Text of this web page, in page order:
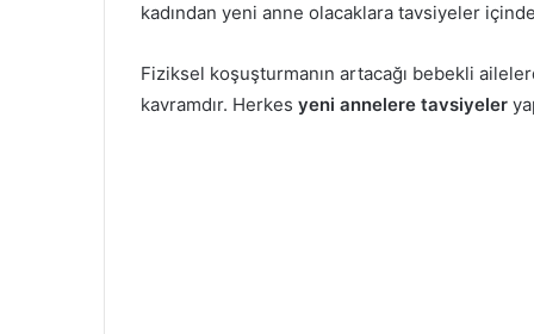
kadından yeni anne olacaklara tavsiyeler
Fiziksel koşuşturmanın artacağı bebekli
kavramdır. Herkes yeni annelere tavsiyeler